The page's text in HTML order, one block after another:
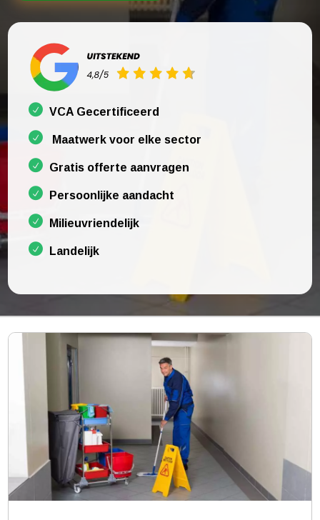
VCA Gecertificeerd
Maatwerk voor elke sector
Gratis offerte aanvragen
Persoonlijke aandacht
Milieuvriendelijk
Landelijk